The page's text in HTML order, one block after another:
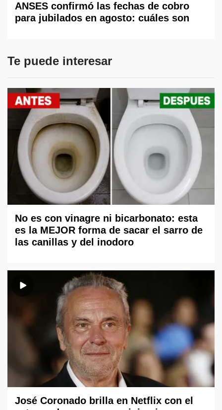
ANSES confirmó las fechas de cobro
para jubilados en agosto: cuáles son
Te puede interesar
No es con vinagre ni bicarbonato: esta
es la MEJOR forma de sacar el sarro de
las canillas y del inodoro
José Coronado brilla en Netflix con el